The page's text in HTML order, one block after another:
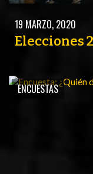
PEÑAS
ENCUESTAS
19 MARZO, 2020
Elecciones
ENCUESTAS